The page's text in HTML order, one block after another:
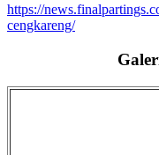
https://
cengkareng/